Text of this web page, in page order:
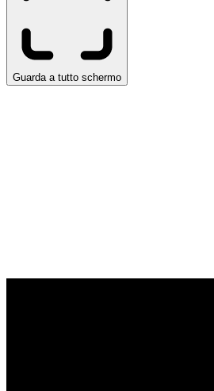
Guarda a tutto schermo